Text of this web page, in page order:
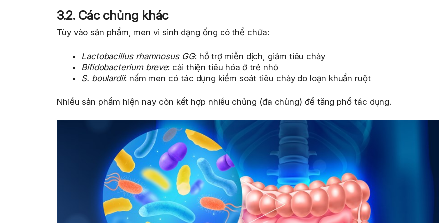
3.2. Các chủng khác
Tùy vào sản phẩm, men vi sinh dạng ống có thể chứa:
Lactobacillus rhamnosus GG: hỗ trợ miễn dịch, giảm tiêu chảy
Bifidobacterium breve: cải thiện tiêu hóa ở trẻ nhỏ
S. boulardii: nấm men có tác dụng kiểm soát tiêu chảy do loạn khuẩn ruột
Nhiều sản phẩm hiện nay còn kết hợp nhiều chủng (đa chủng) để tăng phổ tác dụng.